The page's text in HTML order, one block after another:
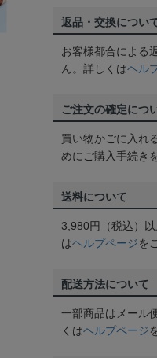
返品・交換につい
お客様都合による
ん。詳しくはヘル
ご注文の確定につ
買い物かごに入れ
めにご購入手続き
送料について
3,980円（税込）
はヘルプページを
配送方法について
一部商品はメール
くはヘルプページ